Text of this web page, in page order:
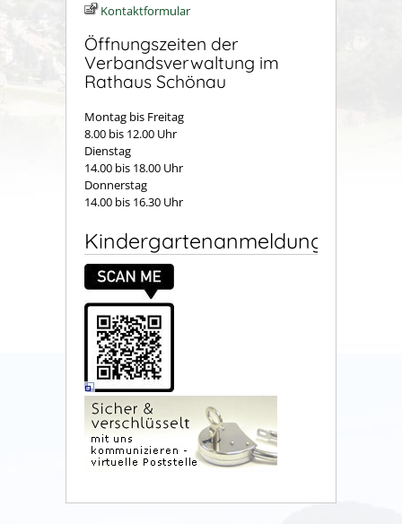
Kontaktformular
Öffnungszeiten der
Verbandsverwaltung im
Rathaus Schönau
Montag bis Freitag
8.00 bis 12.00 Uhr
Dienstag
14.00 bis 18.00 Uhr
Donnerstag
14.00 bis 16.30 Uhr
Kindergartenanmeldung